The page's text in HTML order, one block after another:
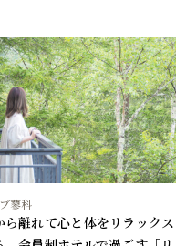
蓼科
ら離れて心と体をリラックス